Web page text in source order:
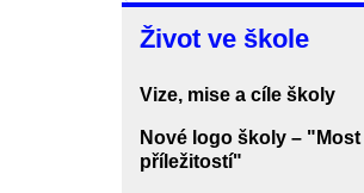
Život
škole
Život ve škole
Vize, mise a cíle školy
Nové logo školy – "Most
příležitostí"